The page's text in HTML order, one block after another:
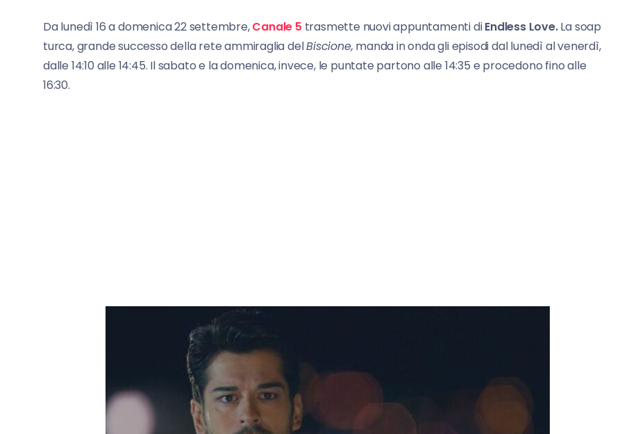
Da lunedì 16 a domenica 22 settembre,Canale 5 trasmette nuovi appuntamenti diEndless Love.La soap
turca, grande successo della rete ammiraglia delBiscione, manda in onda gli episodi dal lunedì al venerdì,
dalle 14:10 alle 14:45. Il sabato e la domenica, invece, le puntate partono alle 14:35 e procedono fino alle
16:30.